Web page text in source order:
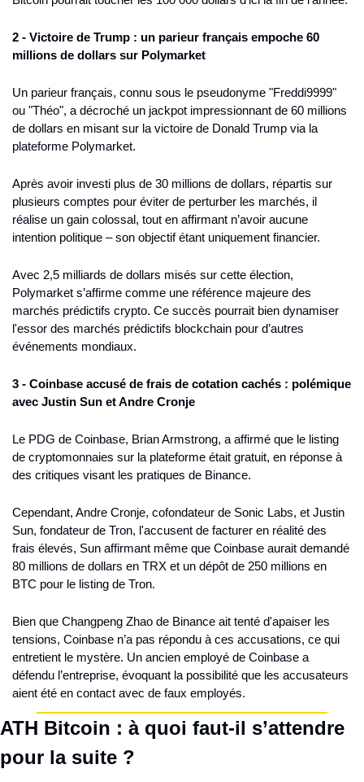
2 - Victoire de Trump : un parieur français empoche 60
millions de dollars sur Polymarket
Un parieur français, connu sous le pseudonyme "Freddi9999"
ou "Théo", a décroché un jackpot impressionnant de 60 millions
de dollars en misant sur la victoire de Donald Trump via la
plateforme Polymarket.
Après avoir investi plus de 30 millions de dollars, répartis sur
plusieurs comptes pour éviter de perturber les marchés, il
réalise un gain colossal, tout en affirmant n’avoir aucune
intention politique – son objectif étant uniquement financier.
Avec 2,5 milliards de dollars misés sur cette élection,
Polymarket s’affirme comme une référence majeure des
marchés prédictifs crypto. Ce succès pourrait bien dynamiser
l'essor des marchés prédictifs blockchain pour d’autres
événements mondiaux.
3 - Coinbase accusé de frais de cotation cachés : polémique
avec Justin Sun et Andre Cronje
Le PDG de Coinbase, Brian Armstrong, a affirmé que le listing
de cryptomonnaies sur la plateforme était gratuit, en réponse à
des critiques visant les pratiques de Binance.
Cependant, Andre Cronje, cofondateur de Sonic Labs, et Justin
Sun, fondateur de Tron, l'accusent de facturer en réalité des
frais élevés, Sun affirmant même que Coinbase aurait demandé
80 millions de dollars en TRX et un dépôt de 250 millions en
BTC pour le listing de Tron.
Bien que Changpeng Zhao de Binance ait tenté d'apaiser les
tensions, Coinbase n’a pas répondu à ces accusations, ce qui
entretient le mystère. Un ancien employé de Coinbase a
défendu l’entreprise, évoquant la possibilité que les accusateurs
aient été en contact avec de faux employés.
ATH Bitcoin : à quoi faut-il s’attendre
pour la suite ?